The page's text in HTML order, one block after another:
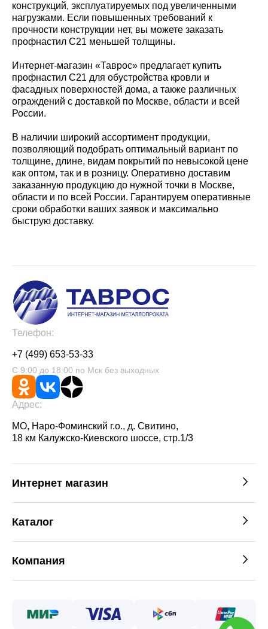
конструкций, эксплуатируемых под увеличенными
нагрузками. Если повышенных требований к
прочности конструкции нет, вы можете заказать
профнастил С21 меньшей толщины.
Интернет-магазин «Таврос» предлагает купить
профнастил С21 для обустройства кровли и
фасадных поверхностей дома, а также различных
ограждений с доставкой по Москве, области и всей
России.
В наличии широкий ассортимент продукции,
позволяющий подобрать оптимальный вариант по
толщине, длине, видам покрытий по невысокой цене
как оптом, так и в розницу. Оперативно доставим
заказанную продукцию до нужной точки в Москве,
области и по всей России. Гарантируем оперативные
сроки обработки ваших заявок и максимально
быструю доставку.
Телефон:
+7 (499) 653-53-33
С 9:00 до 18:00 по Мск без выходных
Адрес:
МО, Наро-Фоминский г.о., д. Свитино,
18 км Калужско-Киевского шоссе, стр.1/3
Интернет магазин
Каталог
Компания